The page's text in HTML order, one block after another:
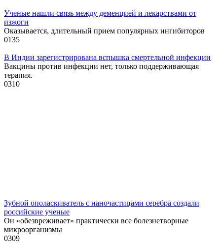
Ученые нашли связь между деменцией и лекарствами от
изжоги
Оказывается, длительный прием популярных ингибиторов
0135
В Индии зарегистрирована вспышка смертельной инфекции
Вакцины против инфекции нет, только поддерживающая
терапия.
0310
Зубной ополаскиватель с наночастицами серебра создали
российские ученые
Он «обезвреживает» практически все болезнетворные
микроорганизмы
0309